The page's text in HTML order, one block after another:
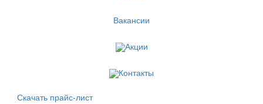
Вакансии
Акции
Контакты
Скачать прайс-лист